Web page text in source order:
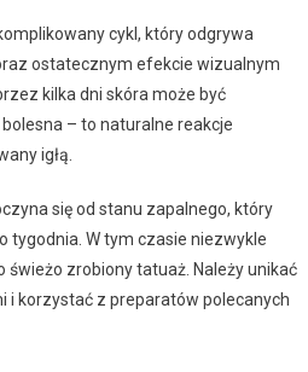
cykl, który odgrywa
ostatecznym efekcie wizualnym
kilka dni skóra może być
– to naturalne reakcje
igłą.
się od stanu zapalnego, który
tygodnia. W tym czasie niezwykle
świeżo zrobiony tatuaż. Należy unikać
i korzystać z preparatów polecanych